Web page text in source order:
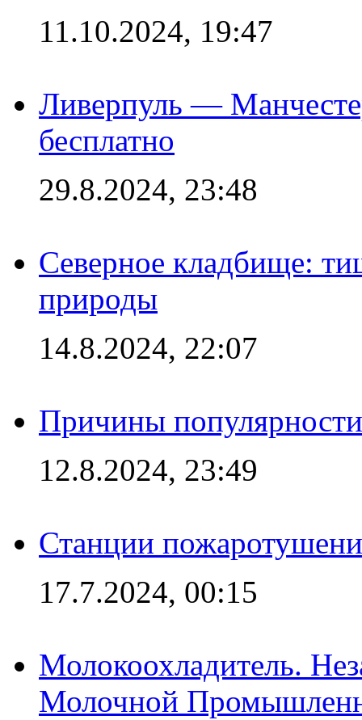
11.10.2024, 19:47
Ливерпуль —
бесплатно
29.8.2024, 23:48
Северное кладбище:
природы
14.8.2024, 22:07
Причины
12.8.2024, 23:49
Станции
17.7.2024, 00:15
Молокоохладитель.
Молочной